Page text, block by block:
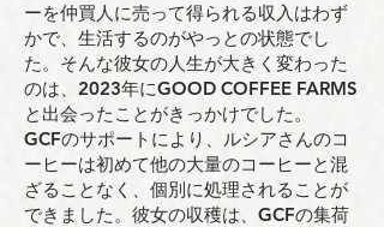
ーを仲買人に売って得られる収入はわず
かで、生活するのがやっとの状態でし
た。そんな彼女の人生が大きく変わった
のは、2023年にGOOD COFFEE FARMS
と出会ったことがきっかけでした。
GCFのサポートにより、ルシアさんのコ
ーヒーは初めて他の大量のコーヒーと混
ざることなく、個別に処理されることが
できました。彼女の収穫は、GCFの集荷